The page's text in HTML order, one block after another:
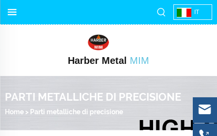
IT
Harber Metal MIM
PARTI METALLICHE DI PRECISIONE
Home > Parti metalliche di precisione